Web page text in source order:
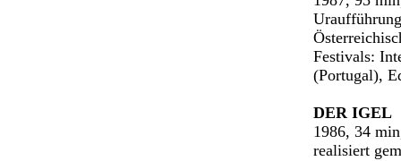
Festivals:
(Portugal),
DER IGEL
1986, 34
realisiert